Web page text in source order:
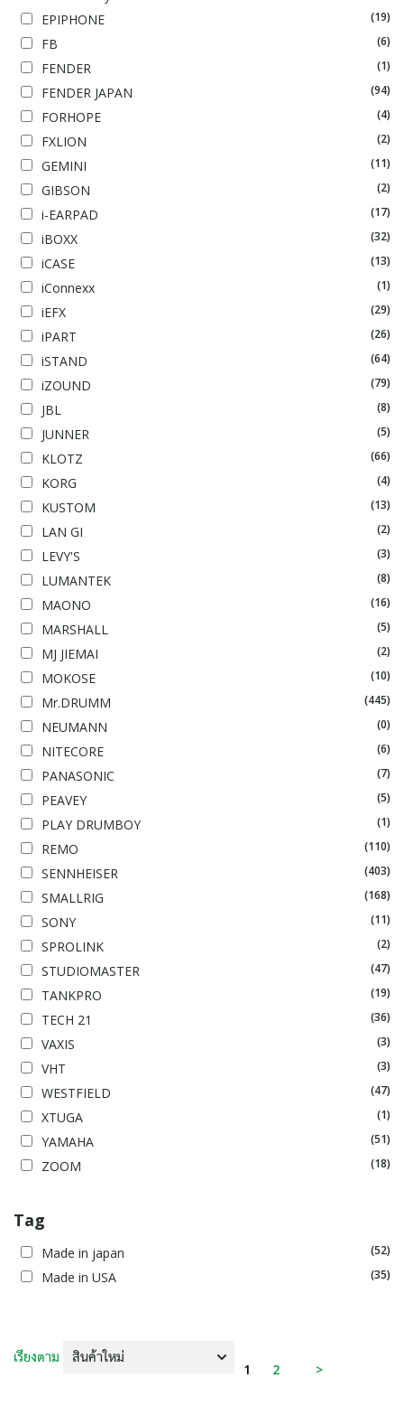
EPIPHONE (19)
FB (6)
FENDER (1)
FENDER JAPAN (94)
FORHOPE (4)
FXLION (2)
GEMINI (11)
GIBSON (2)
i-EARPAD (17)
iBOXX (32)
iCASE (13)
iConnexx (1)
iEFX (29)
iPART (26)
iSTAND (64)
iZOUND (79)
JBL (8)
JUNNER (5)
KLOTZ (66)
KORG (4)
KUSTOM (13)
LAN GI (2)
LEVY'S (3)
LUMANTEK (8)
MAONO (16)
MARSHALL (5)
MJ JIEMAI (2)
MOKOSE (10)
Mr.DRUMM (445)
NEUMANN (0)
NITECORE (6)
PANASONIC (7)
PEAVEY (5)
PLAY DRUMBOY (1)
REMO (110)
SENNHEISER (403)
SMALLRIG (168)
SONY (11)
SPROLINK (2)
STUDIOMASTER (47)
TANKPRO (19)
TECH 21 (36)
VAXIS (3)
VHT (3)
WESTFIELD (47)
XTUGA (1)
YAMAHA (51)
ZOOM (18)
Tag
Made in japan (52)
Made in USA (35)
เรียงตาม
1 2 >